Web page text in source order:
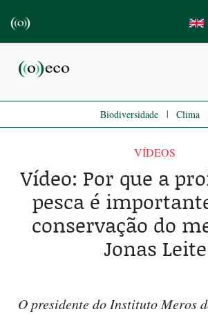
Biodiversidade | Clima
VÍDEOS
Vídeo: Por que a
pesca é
conservação do
Jonas Leite
O presidente do Instituto Meros